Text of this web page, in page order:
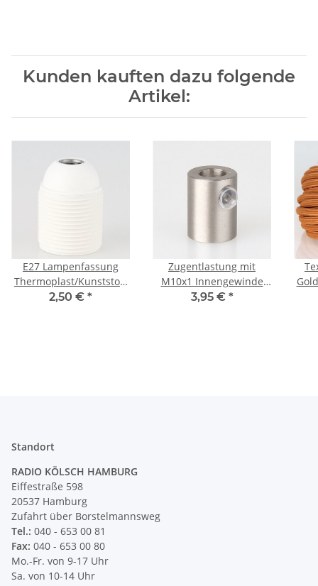
Kunden kauften dazu folgende
Artikel:
E27 Lampenfassung
Thermoplast/Kunststoff
weiß mit
2,50 € *
Zugentlastung mit
M10x1 Innengewinde
für Kabel 13x17mm
3,95 € *
Standort
RADIO KÖLSCH HAMBURG
Eiffestraße 598
20537 Hamburg
Zufahrt über Borstelmannsweg
Tel.: 040 - 653 00 81
Fax: 040 - 653 00 80
Mo.-Fr. von 9-17 Uhr
Sa. von 10-14 Uhr